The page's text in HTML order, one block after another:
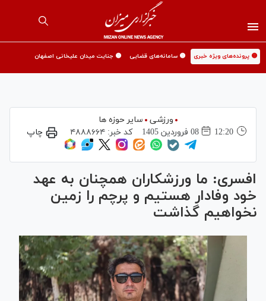
🟡 پرونده‌های ویژه خبری 🟡 سامانه‌های قضایی 🟡 جنایت میدان علیخانی اصفهان
ورزشی
سایر حوزه ها
12:20
08 فروردين 1405 کد خبر: ۴۸۸۸۶۶۴ چاپ
افسری: ما ورزشکاران همچنان به عهد
خود وفادار هستیم و پرچم را زمین
نخواهیم گذاشت